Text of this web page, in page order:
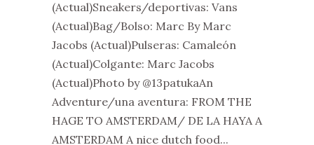
(Actual)Sneakers/deportivas: Vans
(Actual)Bag/Bolso: Marc By Marc
Jacobs (Actual)Pulseras: Camaleón
(Actual)Colgante: Marc Jacobs
(Actual)Photo by @13patukaAn
Adventure/una aventura: FROM THE
HAGE TO AMSTERDAM/ DE LA HAYA A
AMSTERDAM A nice dutch food...